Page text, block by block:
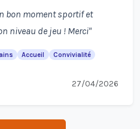
bon moment sportif et
niveau de jeu ! Merci"
Accueil
Convivialité
27/04/2026